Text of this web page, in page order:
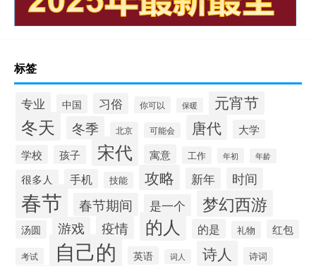
标签
专业 中国 习俗 你可以 保暖 元宵节
冬天 冬季 北京 可能会 唐代
大学
学校
孩子 宋代 寓意 工作 年初 年龄
很多人 手机 技能 攻略 新年 时间
春节 春节期间 是一个 梦幻西游
汤圆 游戏 疫情 的人 的是 礼物 红包
考试 自己的 英语 词人 诗人 诗词